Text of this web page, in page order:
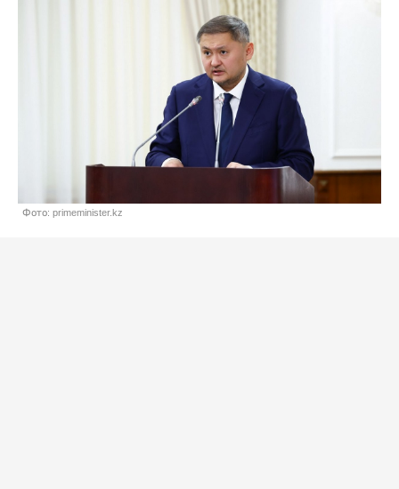
Фото: primeminister.kz